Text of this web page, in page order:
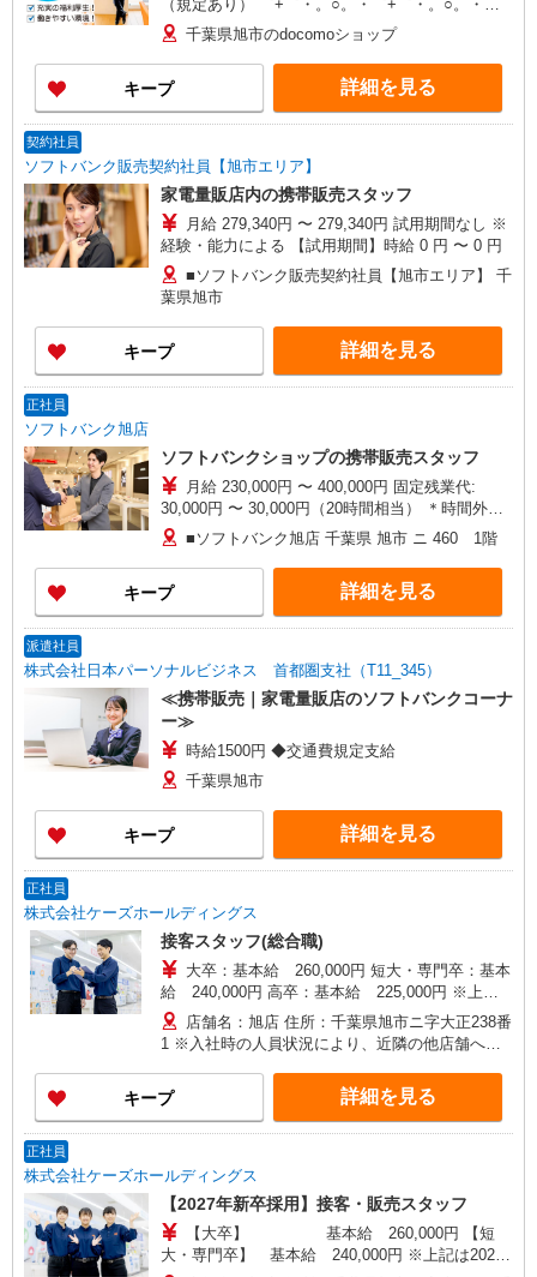
（規定あり） ゜+゜・。○。・゜+゜・。○。・゜
+゜ 入社祝い金10万円支給(規定有) お友達を紹介
頂くと, インセンティブ支給(規定有) ★月2回払
い・週払い可能（規程有）★ ゜・。○。・゜
+゜・。○。・゜+゜
千葉県旭市のdocomoショップ
キープ 詳細を見る
契約社員
ソフトバンク販売契約社員【旭市エリア】
家電量販店内の携帯販売スタッフ
月給 279,340円 〜 279,340円 試用期間なし ※
経験・能力による 【試用期間】時給 0 円 〜 0 円
■ソフトバンク販売契約社員【旭市エリア】 千
葉県旭市
キープ 詳細を見る
正社員
ソフトバンク旭店
ソフトバンクショップの携帯販売スタッフ
月給 230,000円 〜 400,000円 固定残業代:
30,000円 〜 30,000円（20時間相当） ＊時間外手
当は時間外労働の有無にかかわらず、固定残業代
として支給し、相当時間を超える時間外労働分は
法定どおり追加で支給します。 試用期間なし ※経
験・能力による
■ソフトバンク旭店 千葉県 旭市 ニ 460 1階
キープ 詳細を見る
派遣社員
株式会社日本パーソナルビジネス 首都圏支社（T11_345）
≪携帯販売｜家電量販店のソフトバンクコーナ
ー≫
時給1500円 ◆交通費規定支給
千葉県旭市
キープ 詳細を見る
正社員
株式会社ケーズホールディングス
接客スタッフ(総合職)
大卒：基本給 260,000円 短大・専門卒：基本
給 240,000円 高卒：基本給 225,000円 ※上記
は2026年4月実績。 ※経験・年齢などを考慮し、
加給・優遇いたします。 ・各種手当 役職、通勤、
時間外、家族、目標達成、資格 等
店舗名：旭店 住所：千葉県旭市ニ字大正238番
1 ※入社時の人員状況により、近隣の他店舗へ配
関東全域（茨城県、東京都、千葉県、埼玉県、神
奈川県、栃木県、群馬県）及び山梨県内での転居
を伴う転勤があります。
キープ 詳細を見る
正社員
株式会社ケーズホールディングス
【2027年新卒採用】接客・販売スタッフ
【大卒】 基本給 260,000円 【短
大・専門卒】 基本給 240,000円 ※上記は2026